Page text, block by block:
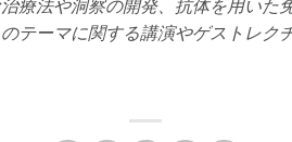
療法や洞察の開発、抗体を用いた
テーマに関する講演やゲストレク